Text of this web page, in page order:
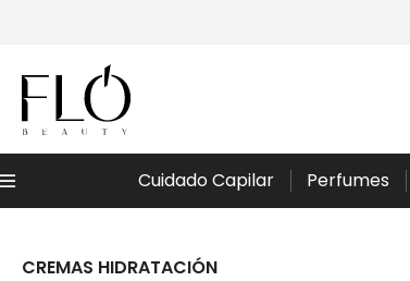
Menú Cuidado Capilar Perfumes
CREMAS HIDRATACIÓN